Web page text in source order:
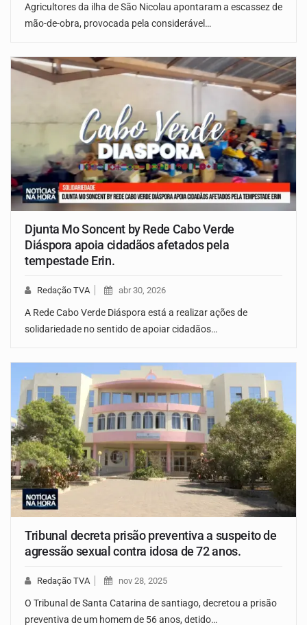
Agricultores da ilha de São Nicolau apontaram a escassez de
mão-de-obra, provocada pela considerável…
Djunta Mo Soncent by Rede Cabo Verde
Diáspora apoia cidadãos afetados pela
tempestade Erin.
Redação TVA abr 30, 2026
A Rede Cabo Verde Diáspora está a realizar ações de
solidariedade no sentido de apoiar cidadãos…
Tribunal decreta prisão preventiva a suspeito de
agressão sexual contra idosa de 72 anos.
Redação TVA nov 28, 2025
O Tribunal de Santa Catarina de santiago, decretou a prisão
preventiva de um homem de 56 anos, detido…